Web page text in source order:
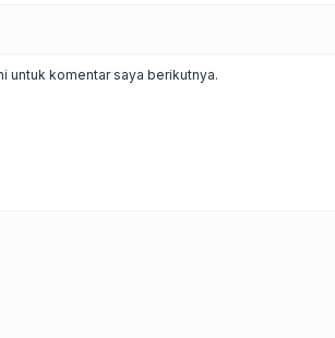
untuk komentar saya berikutnya.